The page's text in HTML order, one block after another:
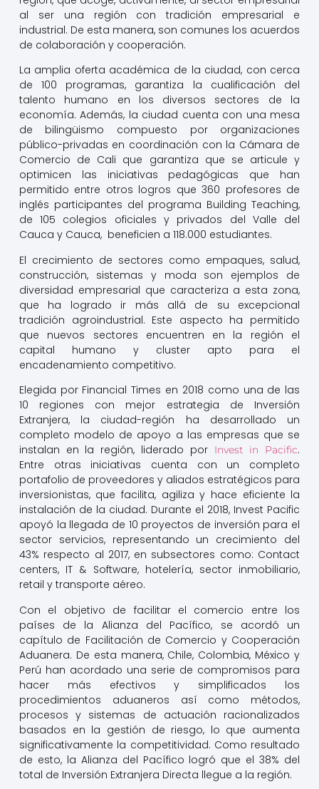
al ser una región con tradición empresarial e
industrial. De esta manera, son comunes los acuerdos
de colaboración y cooperación.
La amplia oferta académica de la ciudad, con cerca
de 100 programas, garantiza la cualificación del
talento humano en los diversos sectores de la
economía. Además, la ciudad cuenta con una mesa
de bilingüismo compuesto por organizaciones
público-privadas en coordinación con la Cámara de
Comercio de Cali que garantiza que se articule y
optimicen las iniciativas pedagógicas que han
permitido entre otros logros que 360 profesores de
inglés participantes del programa Building Teaching,
de 105 colegios oficiales y privados del Valle del
Cauca y Cauca, beneficien a 118.000 estudiantes.
El crecimiento de sectores como empaques, salud,
construcción, sistemas y moda son ejemplos de
diversidad empresarial que caracteriza a esta zona,
que ha logrado ir más allá de su excepcional
tradición agroindustrial. Este aspecto ha permitido
que nuevos sectores encuentren en la región el
capital humano y cluster apto para el
encadenamiento competitivo.
Elegida por Financial Times en 2018 como una de las
10 regiones con mejor estrategia de Inversión
Extranjera, la ciudad-región ha desarrollado un
completo modelo de apoyo a las empresas que se
instalan en la región, liderado por Invest in Pacific.
Entre otras iniciativas cuenta con un completo
portafolio de proveedores y aliados estratégicos para
inversionistas, que facilita, agiliza y hace eficiente la
instalación de la ciudad. Durante el 2018, Invest Pacific
apoyó la llegada de 10 proyectos de inversión para el
sector servicios, representando un crecimiento del
43% respecto al 2017, en subsectores como: Contact
centers, IT & Software, hotelería, sector inmobiliario,
retail y transporte aéreo.
Con el objetivo de facilitar el comercio entre los
países de la Alianza del Pacífico, se acordó un
capítulo de Facilitación de Comercio y Cooperación
Aduanera. De esta manera, Chile, Colombia, México y
Perú han acordado una serie de compromisos para
hacer más efectivos y simplificados los
procedimientos aduaneros así como métodos,
procesos y sistemas de actuación racionalizados
basados en la gestión de riesgo, lo que aumenta
significativamente la competitividad. Como resultado
de esto, la Alianza del Pacífico logró que el 38% del
total de Inversión Extranjera Directa llegue a la región.